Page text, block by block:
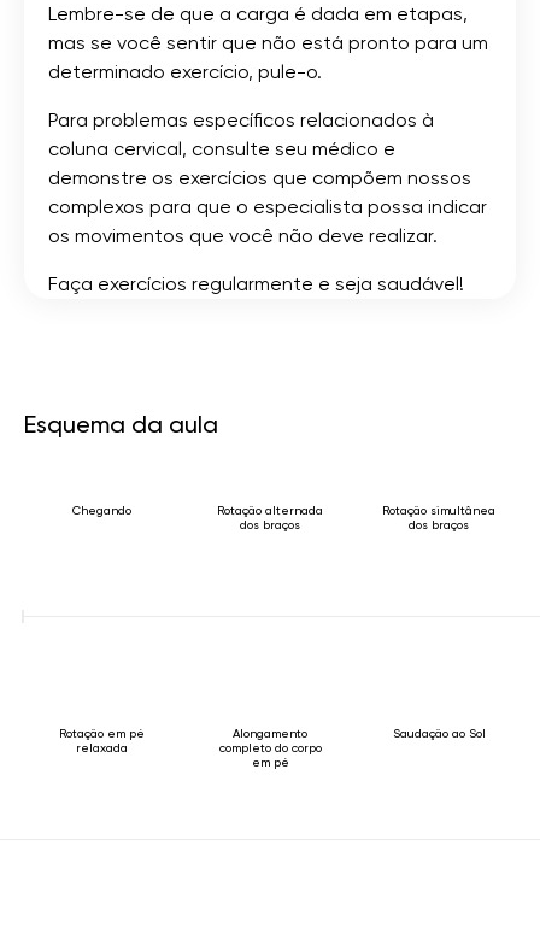
Lembre-se de que a carga é dada em etapas,
mas se você sentir que não está pronto para um
determinado exercício, pule-o.
Para problemas específicos relacionados à
coluna cervical, consulte seu médico e
demonstre os exercícios que compõem nossos
complexos para que o especialista possa indicar
os movimentos que você não deve realizar.
Faça exercícios regularmente e seja saudável!
Esquema da aula
Chegando
Rotação alternada
dos braços
Rotação simultânea
dos braços
Rotação em pé
relaxada
Alongamento
completo do corpo
em pé
Saudação ao Sol